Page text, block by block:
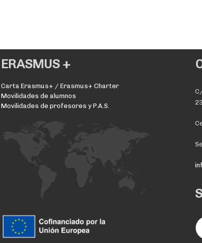
ERASMUS +
Carta Erasmus+ / Erasmus+ Charter
Movilidades de alumnos
Movilidades de profesores y P.A.S.